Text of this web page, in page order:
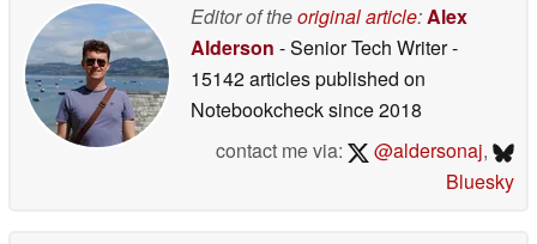
Editor of theoriginal article:Alex
Alderson - Senior Tech Writer-
15142 articles published on
Notebookchecksince 2018
contact me via:
@aldersonaj,
Bluesky